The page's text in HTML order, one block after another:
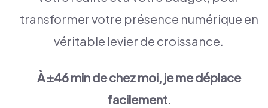
transformer votre présence numérique en
véritable levier de croissance.
À ±46 min de chez moi, je me déplace
facilement.